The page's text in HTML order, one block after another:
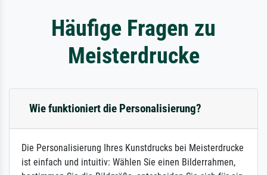
Häufige Fragen zu
Meisterdrucke
Wie funktioniert die Personalisierung?
Die Personalisierung Ihres Kunstdrucks bei Meisterdrucke
ist einfach und intuitiv: Wählen Sie einen Bilderrahmen,